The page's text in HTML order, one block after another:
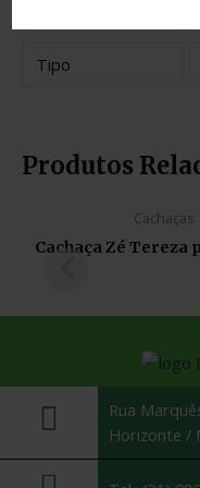
Tipo
Produtos
Cachaças
Cachaça Zé Tereza
Rua
Horizonte /